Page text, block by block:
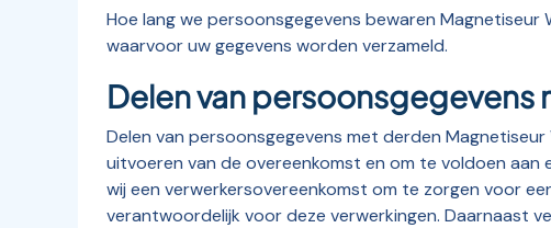
Hoe lang we persoonsgegevens bewaren
waarvoor uw gegevens worden verzameld.
Delen van persoonsgegevens
Delen van persoonsgegevens met derden
uitvoeren van de overeenkomst en om te voldoen
wij een verwerkersovereenkomst om te zorgen voor
verantwoordelijk voor deze verwerkingen. Daarnaast